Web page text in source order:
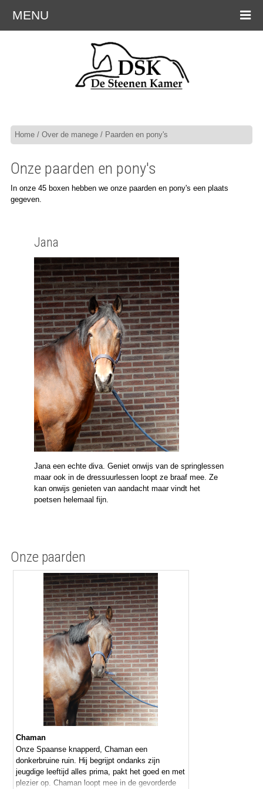
MENU
Home/ Over de manege/ Paarden en pony's
Onze paarden en pony's
In onze 45 boxen hebben we onze paarden en pony's een plaats
gegeven.
Jana
Jana een echte diva. Geniet onwijs van de springlessen
maar ook in de dressuurlessen loopt ze braaf mee. Ze
kan onwijs genieten van aandacht maar vindt het
poetsen helemaal fijn.
Onze paarden
Chaman
Onze Spaanse knapperd, Chaman een
donkerbruine ruin. Hij begrijpt ondanks zijn
jeugdige leeftijd alles prima, pakt het goed en met
plezier op. Chaman loopt mee in de gevorderde